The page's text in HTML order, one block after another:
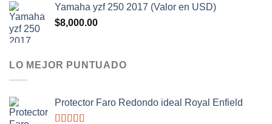
Yamaha yzf 250 2017 (Valor en USD)
$8,000.00
LO MEJOR PUNTUADO
Protector Faro Redondo ideal Royal Enfield